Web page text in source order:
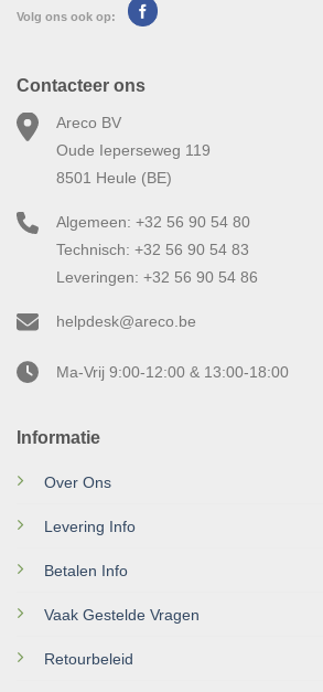
Volg ons ook op:
Informatie
Over Ons
Levering Info
Betalen Info
Vaak Gestelde Vragen
Retourbeleid
Contacteer ons
Areco BV
Oude Ieperseweg 119
8501 Heule (BE)
Algemeen: +32 56 90 54 80
Technisch: +32 56 90 54 83
Leveringen: +32 56 90 54 86
helpdesk@areco.be
Ma-Vrij 9:00-12:00 & 13:00-18:00